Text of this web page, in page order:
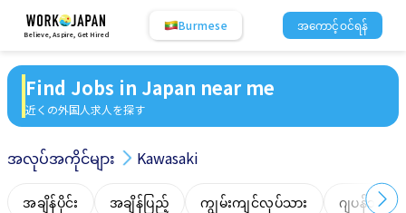
Believe, Aspire, Get Hired
Burmese အကောင့်ဝင်ရန်
Find Jobs in Japan near me
近くの外国人求人を探す
အလုပ်အကိုင်များ Kawasaki
အချိန်ပိုင်း အချိန်ပြည့် ကျွမ်းကျင်လုပ်သား ဂျပန်ဘာသ